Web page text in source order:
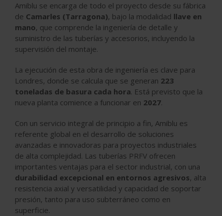
Amiblu se encarga de todo el proyecto desde su fábrica
de Camarles (Tarragona), bajo la modalidad llave en
mano, que comprende la ingeniería de detalle y
suministro de las tuberías y accesorios, incluyendo la
supervisión del montaje.
La ejecución de esta obra de ingeniería es clave para
Londres, donde se calcula que se generan 223
toneladas de basura cada hora. Está previsto que la
nueva planta comience a funcionar en 2027.
Con un servicio integral de principio a fin, Amiblu es
referente global en el desarrollo de soluciones
avanzadas e innovadoras para proyectos industriales
de alta complejidad. Las tuberías PRFV ofrecen
importantes ventajas para el sector industrial, con una
durabilidad excepcional en entornos agresivos, alta
resistencia axial y versatilidad y capacidad de soportar
presión, tanto para uso subterráneo como en
superficie.